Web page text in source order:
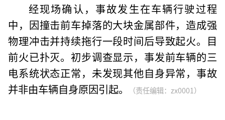
经现场确认，事故发生在车辆行驶过程
中，因撞击前车掉落的大块金属部件，造成强
物理冲击并持续拖行一段时间后导致起火。目
前火已扑灭。初步调查显示，事发前车辆的三
电系统状态正常，未发现其他自身异常，事故
并非由车辆自身原因引起。
（责任编辑：zx0001）